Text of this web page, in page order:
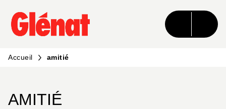
MENU RECHERCHE CONTENU
PIED DE PAGE
Accueil amitié
AMITIÉ